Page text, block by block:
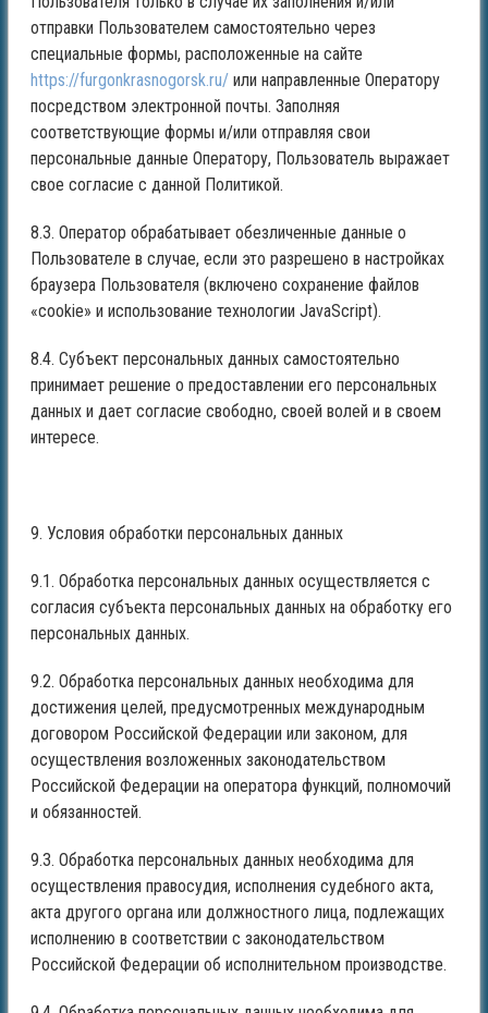
отправки Пользователем самостоятельно через
специальные формы, расположенные на сайте
https://furgonkrasnogorsk.ru/ или направленные Оператору
посредством электронной почты. Заполняя
соответствующие формы и/или отправляя свои
персональные данные Оператору, Пользователь выражает
свое согласие с данной Политикой.
8.3. Оператор обрабатывает обезличенные данные о
Пользователе в случае, если это разрешено в настройках
браузера Пользователя (включено сохранение файлов
«cookie» и использование технологии JavaScript).
8.4. Субъект персональных данных самостоятельно
принимает решение о предоставлении его персональных
данных и дает согласие свободно, своей волей и в своем
интересе.
9. Условия обработки персональных данных
9.1. Обработка персональных данных осуществляется с
согласия субъекта персональных данных на обработку его
персональных данных.
9.2. Обработка персональных данных необходима для
достижения целей, предусмотренных международным
договором Российской Федерации или законом, для
осуществления возложенных законодательством
Российской Федерации на оператора функций, полномочий
и обязанностей.
9.3. Обработка персональных данных необходима для
осуществления правосудия, исполнения судебного акта,
акта другого органа или должностного лица, подлежащих
исполнению в соответствии с законодательством
Российской Федерации об исполнительном производстве.